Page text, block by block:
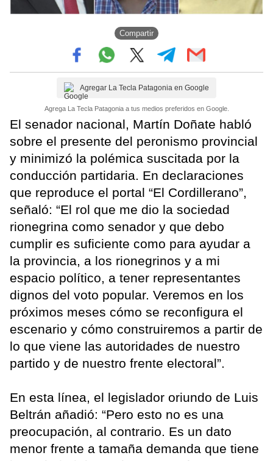
Compartir
Agregar La Tecla Patagonia en Google
Agrega La Tecla Patagonia a tus medios preferidos en Google.
El senador nacional, Martín Doñate habló
sobre el presente del peronismo provincial
y minimizó la polémica suscitada por la
conducción partidaria. En declaraciones
que reproduce el portal “El Cordillerano”,
señaló: “El rol que me dio la sociedad
rionegrina como senador y que debo
cumplir es suficiente como para ayudar a
la provincia, a los rionegrinos y a mi
espacio político, a tener representantes
dignos del voto popular. Veremos en los
próximos meses cómo se reconfigura el
escenario y cómo construiremos a partir de
lo que viene las autoridades de nuestro
partido y de nuestro frente electoral”.
En esta línea, el legislador oriundo de Luis
Beltrán añadió: “Pero esto no es una
preocupación, al contrario. Es un dato
menor frente a tamaña demanda que tiene